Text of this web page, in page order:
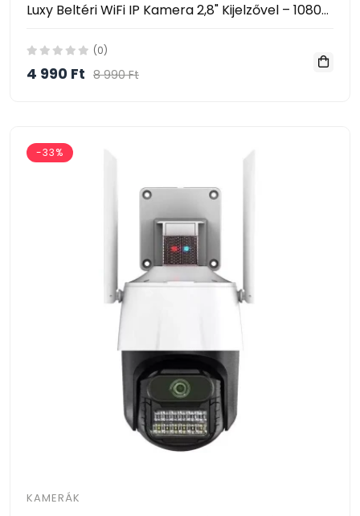
Luxy Beltéri WiFi IP Kamera 2,8" Kijelzővel – 1080P, AI Mozgásérzékelés, 360° Forgatható- Video Calling Smart Camera
(0)
4 990 Ft 8 990 Ft
-33%
KAMERÁK